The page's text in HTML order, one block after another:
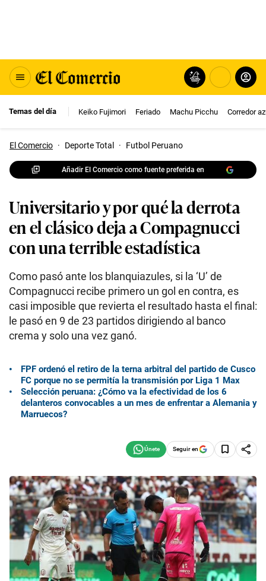
Temas del día Keiko Fujimori Feriado Machu Picchu Corredor
El Comercio · Deporte Total · Futbol Peruano
Añadir El Comercio como fuente preferida en
Universitario y por qué la derrota
en el clásico deja a Compagnucci
con una terrible estadística
Como pasó ante los blanquiazules, si la ‘U’ de
Compagnucci recibe primero un gol en contra, es
casi imposible que revierta el resultado hasta el final:
le pasó en 9 de 23 partidos dirigiendo al banco
crema y solo una vez ganó.
FPF ordenó el retiro de la terna arbitral del partido de Cusco
FC porque no se permitía la transmisión por Liga 1 Max
Selección peruana: ¿Cómo va la efectividad de los 6
delanteros convocables a un mes de enfrentar a Alemania y
Marruecos?
Seguir en